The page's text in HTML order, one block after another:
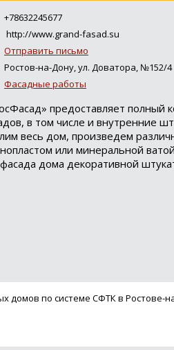
+78632245677
http://www.grand-fasad.su
Отправить письмо
Ростов-на-Дону, ул. Доватора, №152/4
Фасадные работы
предоставляет полный
в том числе и внутренние
весь дом, произведем
или минеральной
дома декоративной
домов по системе СФТК в Ростове-